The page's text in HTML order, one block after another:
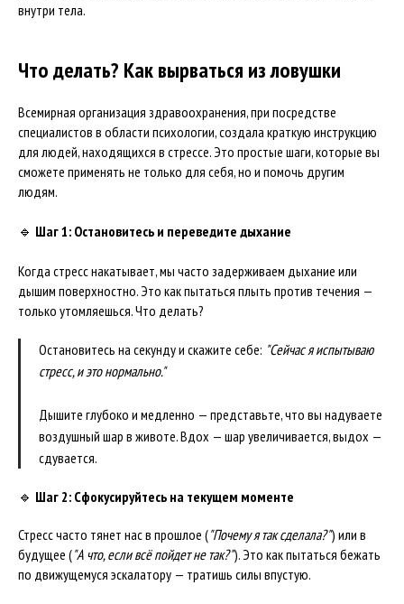
внутри тела.
Что делать? Как вырваться из ловушки
Всемирная организация здравоохранения, при посредстве
специалистов в области психологии, создала краткую инструкцию
для людей, находящихся в стрессе. Это простые шаги, которые вы
сможете применять не только для себя, но и помочь другим
людям.
🔹 Шаг 1: Остановитесь и переведите дыхание
Когда стресс накатывает, мы часто задерживаем дыхание или
дышим поверхностно. Это как пытаться плыть против течения —
только утомляешься. Что делать?
Остановитесь на секунду и скажите себе: "Сейчас я испытываю
стресс, и это нормально."
Дышите глубоко и медленно — представьте, что вы надуваете
воздушный шар в животе. Вдох — шар увеличивается, выдох —
сдувается.
🔹 Шаг 2: Сфокусируйтесь на текущем моменте
Стресс часто тянет нас в прошлое ("Почему я так сделала?") или в
будущее ("А что, если всё пойдет не так?"). Это как пытаться бежать
по движущемуся эскалатору — тратишь силы впустую.